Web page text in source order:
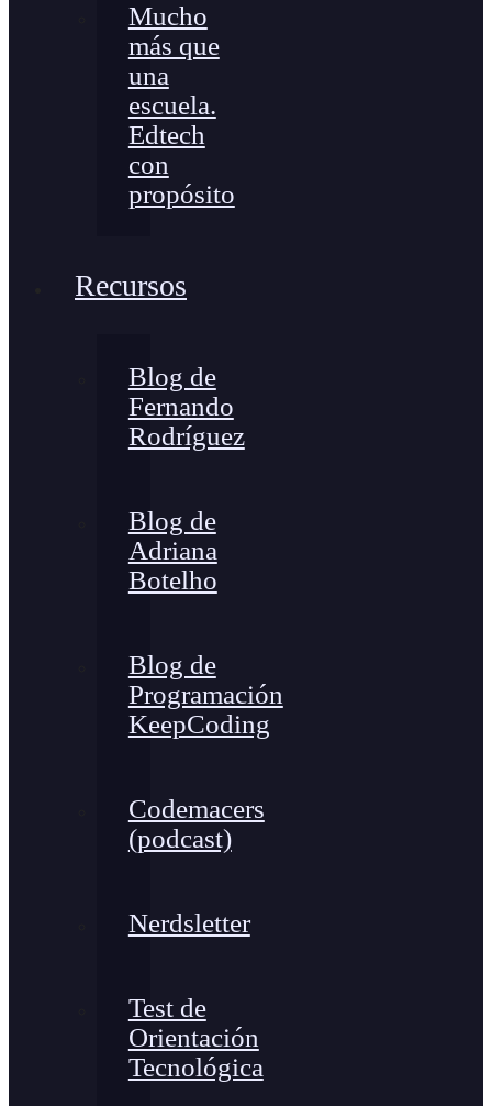
Mucho
más que
una
escuela.
Edtech
con
propósito
Recursos
Blog de
Fernando
Rodríguez
Blog de
Adriana
Botelho
Blog de
Programación
KeepCoding
Codemacers
(podcast)
Nerdsletter
Test de
Orientación
Tecnológica